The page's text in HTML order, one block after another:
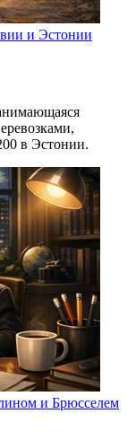
и Эстонии
в Эстонии.
и Брюсселем